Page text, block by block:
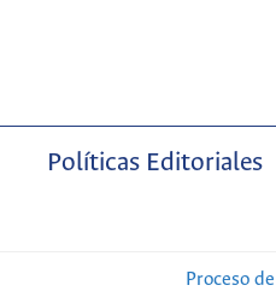
Políticas Editoriales
Proceso